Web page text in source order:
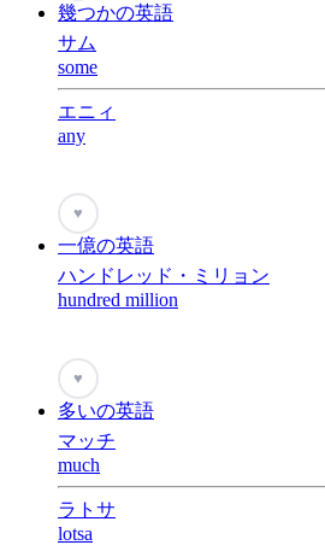
幾つかの英語
サム
some
エニィ
any
♥
一億の英語
ハンドレッド・ミリョン
hundred million
♥
多いの英語
マッチ
much
ラトサ
lotsa